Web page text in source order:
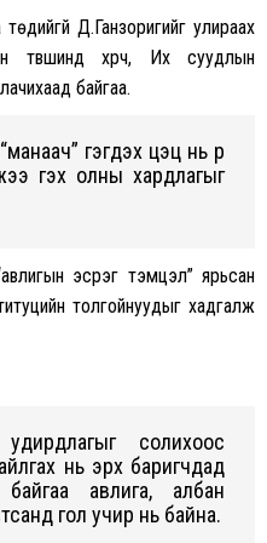
төдийгүй Д.Ганзоригийг улираах
түвшинд хүрч, Их суудлын
байгаа.
гэгдэх цэц нь өөрөө
гэх олны хардлагыг
эсрэг тэмцэл” ярьсан
толгойнуудыг хадгалж
солихоос
нь эрх баригчдад
авлига, албан
гол учир нь байна.